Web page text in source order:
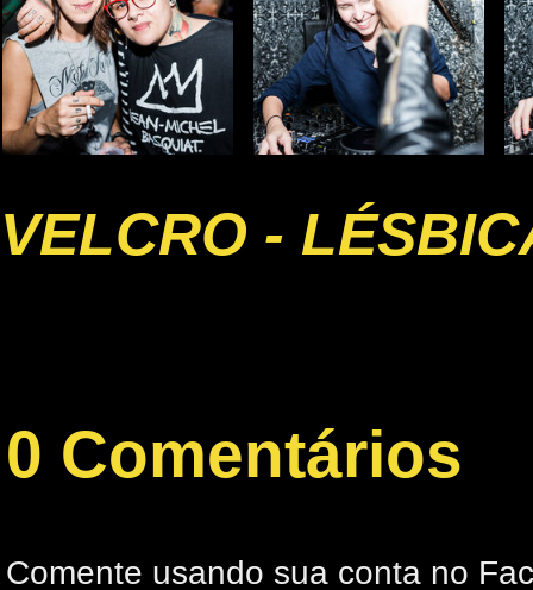
VELCRO -
0 Comentários
Comente usando sua conta no